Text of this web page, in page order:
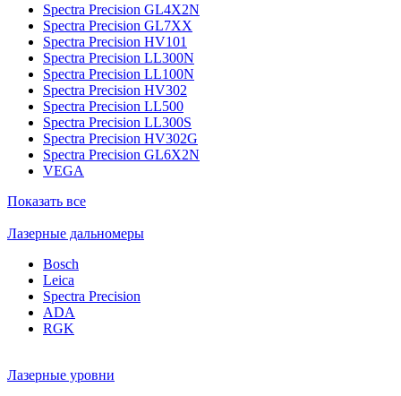
Spectra Precision GL4X2N
Spectra Precision GL7XX
Spectra Precision HV101
Spectra Precision LL300N
Spectra Precision LL100N
Spectra Precision HV302
Spectra Precision LL500
Spectra Precision LL300S
Spectra Precision HV302G
Spectra Precision GL6X2N
VEGA
Показать все
Лазерные дальномеры
Bosch
Leica
Spectra Precision
ADA
RGK
Лазерные уровни